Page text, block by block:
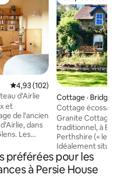
Note moyenne de 4,93 sur 5,
4,93 (102)
d'Airlie
et
de l'ancien
dans
Les
principale.
de
le plancher
Cottage · Bridge
Cottage écossais
Granite Cottage
traditionnel, à
Perthshire (« le
Idéalement situé
au sud des
kilomètres au
endroit
préférées pour les
à Persie House